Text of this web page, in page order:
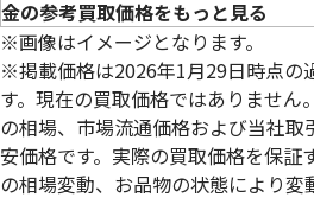
金の参考買取価格をもっと見る
※画像はイメージとなります。
※掲載価格は2026年1月29日時点の
す。現在の買取価格ではありません
の相場、市場流通価格および当社取
安価格です。実際の買取価格を保証
の相場変動、お品物の状態により変